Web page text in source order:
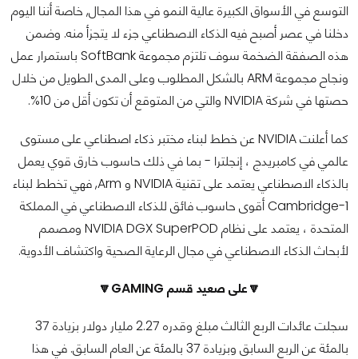
التوسع في الأسواق الكبيرة عالية النمو في هذا المجال, خاصة أننا اليوم
دخلنا في عصر أصبح فيه الذكاء الاصطناعي جزء لا يتجزأ منه. وضمن
هذه الصفقة الضخمة سوف تلتزم مجموعة SoftBank باستمرار عمل
ونجاح مجموعة ARM بالشكل المطلوب وعلى المدى الطويل من خلال
حصتها في شركة NVIDIA والتي من المتوقع أن تكون أقل من 10%.
كما أعلنت NVIDIA عن خطط لبناء مختبر ذكاء اصطناعي على مستوى
عالمي في كامبريدج ، إنجلترا - بما في ذلك حاسوب خارق قوي يعمل
بالذكاء الاصطناعي يعتمد على تقنية NVIDIA و Arm, فهي تخطط لبناء
Cambridge-1 أقوى حاسوب فائق للذكاء الاصطناعي في المملكة
المتحدة ، يعتمد على نظام NVIDIA DGX SuperPOD ومصمم
لأبحاث الذكاء الاصطناعي في مجال الرعاية الصحية واكتشاف الأدوية.
🔽على صعيد قسم GAMING🔽
سجلت عائدات الربع الثالث مبلغ وقدره 2.27 مليار دولار بزيادة 37
بالمئة عن الربع السابق وبزيادة 37 بالمئة عن العام السابق. في هذا